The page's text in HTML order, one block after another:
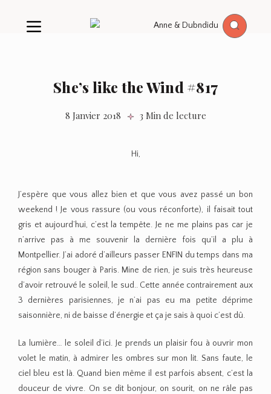
She’s like the Wind #817
8 Janvier 2018 3 Min de lecture
Hi,
J’espère que vous allez bien et que vous avez passé un bon
weekend ! Je vous rassure (ou vous réconforte), il faisait tout
gris et aujourd’hui, c’est la tempête. Je ne me plains pas car je
n’arrive pas à me souvenir la dernière fois qu’il a plu à
Montpellier. J’ai adoré d’ailleurs passer ENFIN du temps dans ma
région sans bouger à Paris. Mine de rien, je suis très heureuse
d’avoir retrouvé le soleil, le sud.. Cette année contrairement aux
3 dernières parisiennes, je n’ai pas eu ma petite déprime
saisonnière, ni de baisse d’énergie et ça je sais à quoi c’est dû.
La lumière… le soleil d’ici. Je prends un plaisir fou à ouvrir mon
volet le matin, à admirer les ombres sur mon lit. Sans faute, le
ciel bleu est là. Quand bien même il est parfois absent, c’est la
douceur de vivre. On se dit bonjour, on sourit, on ne râle pas